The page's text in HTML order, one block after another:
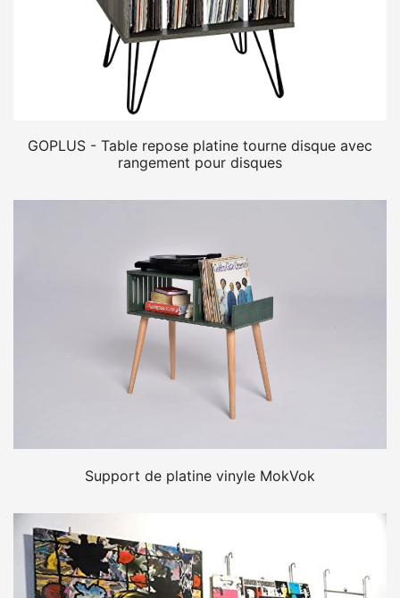
GOPLUS - Table repose platine tourne disque avec
rangement pour disques
Support de platine vinyle MokVok